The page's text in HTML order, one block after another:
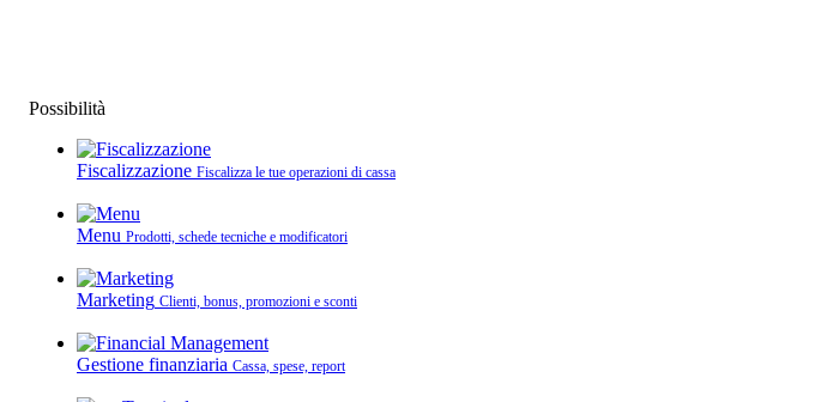
Possibilità
Fiscalizzazione Fiscalizza le tue operazioni di cassa
Menu Prodotti, schede tecniche e modificatori
Marketing Clienti, bonus, promozioni e sconti
Gestione finanziaria Cassa, spese, report